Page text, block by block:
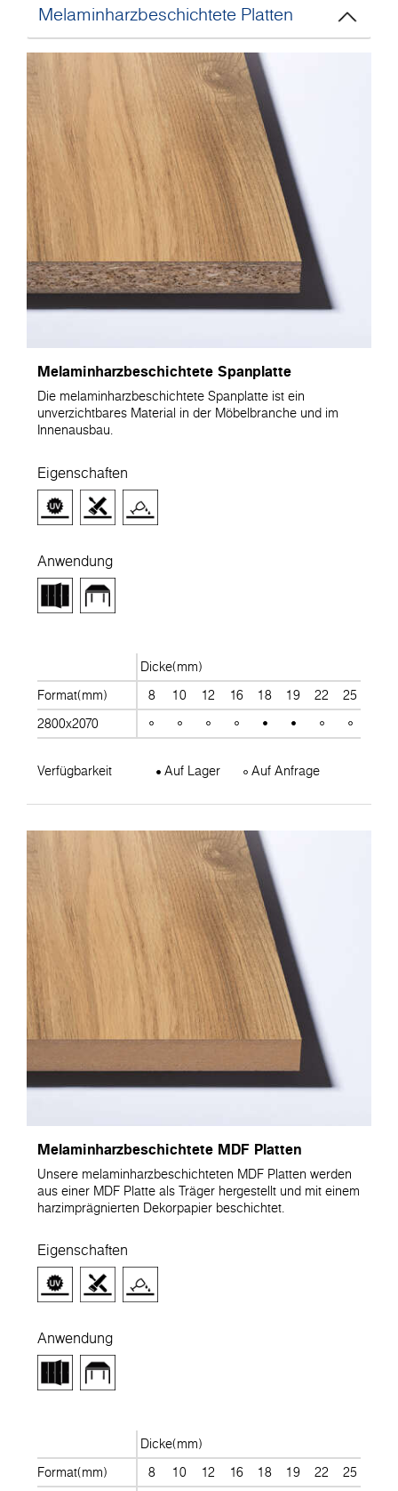
Melaminharzbeschichtete Platten
Melaminharzbeschichtete Spanplatte
Die melaminharzbeschichtete Spanplatte ist ein
unverzichtbares Material in der Möbelbranche und im
Innenausbau.
Eigenschaften
Anwendung
Dicke(mm)
Format(mm)
8 10 12 16 18 19 22 25
2800x2070
Verfügbarkeit Auf Lager Auf Anfrage
Melaminharzbeschichtete MDF Platten
Unsere melaminharzbeschichteten MDF Platten werden
aus einer MDF Platte als Träger hergestellt und mit einem
harzimprägnierten Dekorpapier beschichtet.
Eigenschaften
Anwendung
Dicke(mm)
Format(mm)
8 10 12 16 18 19 22 25